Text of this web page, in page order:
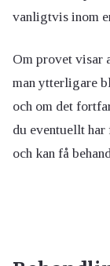
vanligtvis inom
Om provet visar
man ytterligare
och om det
du eventuellt har
och kan få